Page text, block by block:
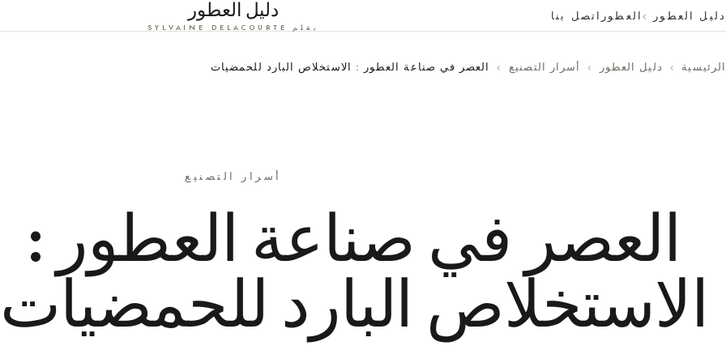
دليل العطور العطور اتصل بنا دليل العطور
بقلم SYLVAINE DELACOURTE
الرئيسية › دليل العطور › أسرار التصنيع › العصر في صناعة العطور : الاستخلاص البارد للحمضيات
أسرار التصنيع
العصر في صناعة العطور :
الاستخلاص البارد للحمضيات